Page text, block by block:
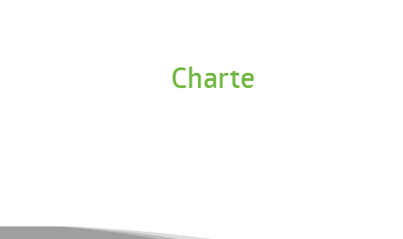
Charte